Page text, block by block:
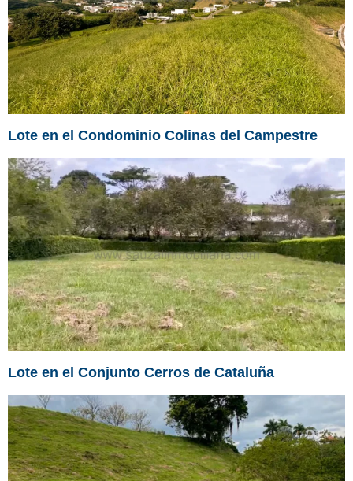
Lote en el Condominio Colinas del Campestre
Lote en el Conjunto Cerros de Cataluña